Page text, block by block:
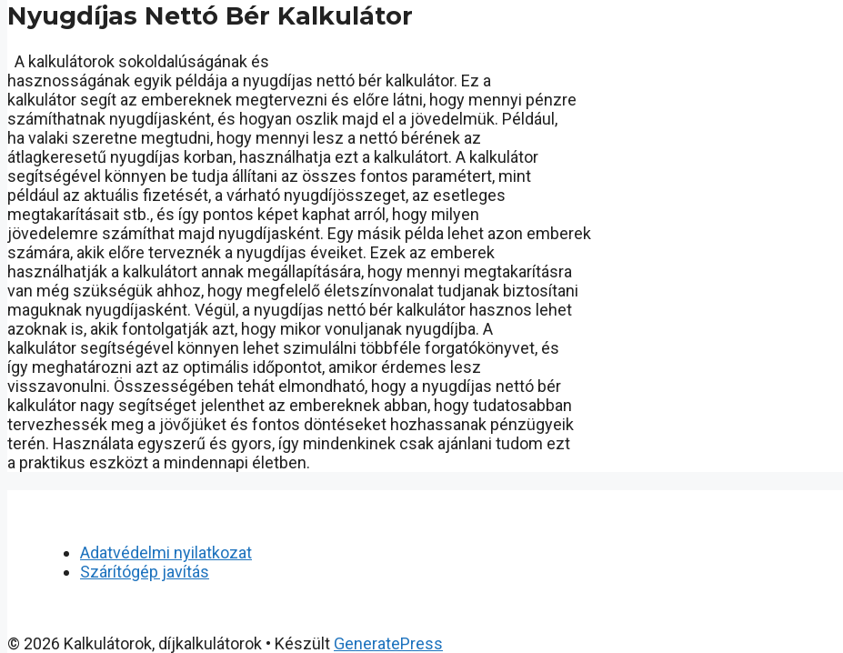
Nyugdíjas Nettó Bér Kalkulátor
A kalkulátorok sokoldalúságának és
hasznosságának egyik példája a nyugdíjas nettó bér kalkulátor. Ez a
kalkulátor segít az embereknek megtervezni és előre látni, hogy mennyi pénzre
számíthatnak nyugdíjasként, és hogyan oszlik majd el a jövedelmük. Például,
ha valaki szeretne megtudni, hogy mennyi lesz a nettó bérének az
átlagkeresetű nyugdíjas korban, használhatja ezt a kalkulátort. A kalkulátor
segítségével könnyen be tudja állítani az összes fontos paramétert, mint
például az aktuális fizetését, a várható nyugdíjösszeget, az esetleges
megtakarításait stb., és így pontos képet kaphat arról, hogy milyen
jövedelemre számíthat majd nyugdíjasként. Egy másik példa lehet azon emberek
számára, akik előre terveznék a nyugdíjas éveiket. Ezek az emberek
használhatják a kalkulátort annak megállapítására, hogy mennyi megtakarításra
van még szükségük ahhoz, hogy megfelelő életszínvonalat tudjanak biztosítani
maguknak nyugdíjasként. Végül, a nyugdíjas nettó bér kalkulátor hasznos lehet
azoknak is, akik fontolgatják azt, hogy mikor vonuljanak nyugdíjba. A
kalkulátor segítségével könnyen lehet szimulálni többféle forgatókönyvet, és
így meghatározni azt az optimális időpontot, amikor érdemes lesz
visszavonulni. Összességében tehát elmondható, hogy a nyugdíjas nettó bér
kalkulátor nagy segítséget jelenthet az embereknek abban, hogy tudatosabban
tervezhessék meg a jövőjüket és fontos döntéseket hozhassanak pénzügyeik
terén. Használata egyszerű és gyors, így mindenkinek csak ajánlani tudom ezt
a praktikus eszközt a mindennapi életben.
Adatvédelmi nyilatkozat
Szárítógép javítás
© 2026 Kalkulátorok, díjkalkulátorok • Készült GeneratePress